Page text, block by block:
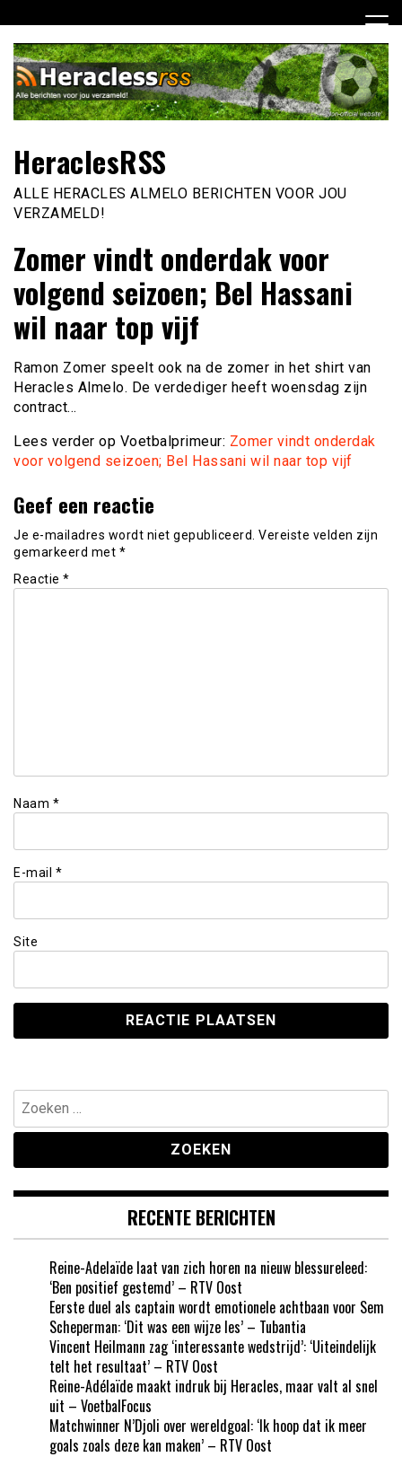
naar
inhoud
HeraclesRSS
ALLE HERACLES ALMELO BERICHTEN VOOR JOU
VERZAMELD!
Zomer vindt onderdak voor
volgend seizoen; Bel Hassani
wil naar top vijf
Ramon Zomer speelt ook na de zomer in het shirt van
Heracles Almelo. De verdediger heeft woensdag zijn
contract…
Lees verder op Voetbalprimeur: Zomer vindt onderdak
voor volgend seizoen; Bel Hassani wil naar top vijf
Geef een reactie
Je e-mailadres wordt niet gepubliceerd. Vereiste velden zijn
gemarkeerd met *
Reactie *
Naam *
E-mail *
Site
Zoeken
naar:
RECENTE BERICHTEN
Reine-Adelaïde laat van zich horen na nieuw blessureleed:
‘Ben positief gestemd’ – RTV Oost
Eerste duel als captain wordt emotionele achtbaan voor Sem
Scheperman: ‘Dit was een wijze les’ – Tubantia
Vincent Heilmann zag ‘interessante wedstrijd’: ‘Uiteindelijk
telt het resultaat’ – RTV Oost
Reine-Adélaïde maakt indruk bij Heracles, maar valt al snel
uit – VoetbalFocus
Matchwinner N’Djoli over wereldgoal: ‘Ik hoop dat ik meer
goals zoals deze kan maken’ – RTV Oost